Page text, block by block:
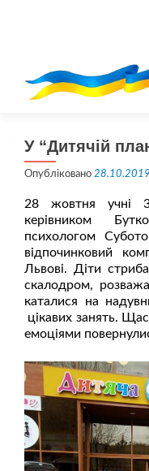
У “Дитячій
Опубліковано 28.10.2019
28 жовтня учні
керівником
психологом
відпочинковий
Львові. Діти
скалодром,
каталися на
цікавих занять.
емоціями